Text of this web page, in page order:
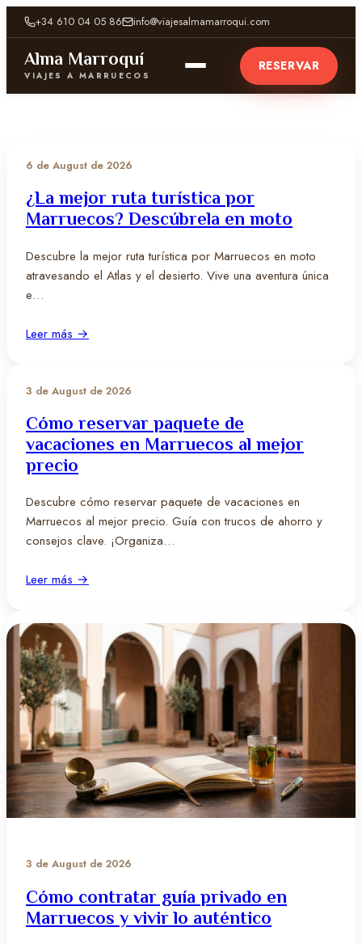
+34 610 04 05 86 info@viajesalmamarroqui.com
Alma Marroquí
VIAJES A MARRUECOS
RESERVAR
6 de August de 2026
¿La mejor ruta turística por
Marruecos? Descúbrela en moto
Descubre la mejor ruta turística por Marruecos en moto
atravesando el Atlas y el desierto. Vive una aventura única
e…
Leer más →
3 de August de 2026
Cómo reservar paquete de
vacaciones en Marruecos al mejor
precio
Descubre cómo reservar paquete de vacaciones en
Marruecos al mejor precio. Guía con trucos de ahorro y
consejos clave. ¡Organiza…
Leer más →
3 de August de 2026
Cómo contratar guía privado en
Marruecos y vivir lo auténtico